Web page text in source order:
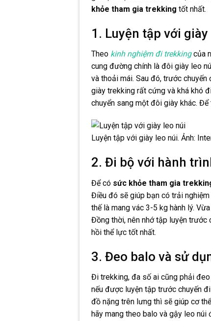
khỏe tham gia trekking tốt nhất.
1. Luyện tập với
Theo kinh nghiệm đi trekkingcủa
cung đường chính là đôi giày leo
và thoải mái. Sau đó, trước
giày trekking rất cứng và khá khó
chuyển sang một đôi giày khác.
Luyện tập với giày leo núi. Ảnh:
2. Đi bộ với hành
Để có sức khỏe tham gia
Điều đó sẽ giúp bạn có trải
thế là mang vác 3-5 kg hành lý.
Đồng thời, nên nhớ tập luyện trước
hồi thể lực tốt nhất.
3. Đeo balo và sử
Đi trekking, đa số ai cũng phải
nếu được luyện tập trước chuyến
đồ nặng trên lưng thì sẽ giúp cơ
hãy mang theo balo và gậy leo